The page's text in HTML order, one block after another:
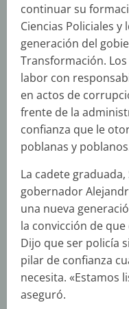
continuar su
Ciencias Policiales
generación del
Transformación.
labor con
en actos de
frente de la
confianza que le
poblanas y
La cadete
gobernador
una nueva
la convicción de
Dijo que ser policía
pilar de confianza
necesita. «Estamos
aseguró.